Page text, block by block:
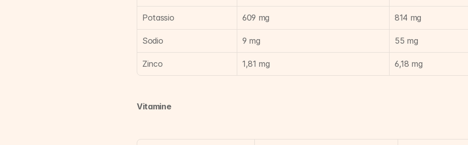
Potassio 609 mg 814 mg
Sodio 9 mg 55 mg
Zinco 1,81 mg 6,18 mg
Vitamine